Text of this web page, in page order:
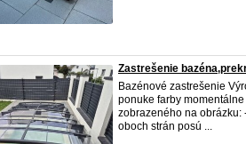
Zastrešenie
Bazénové zastrešenie
ponuke farby
zobrazeného na obrázku:
oboch strán posú ...